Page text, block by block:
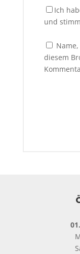
Ich
und
diesem